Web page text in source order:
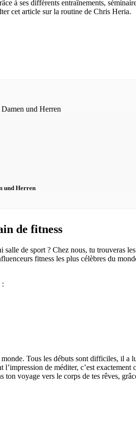
à ses différents entraînements,
cet article sur la routine de Chris Heria.
und Herren
de fitness
salle de sport ? Chez nous, tu trouveras
fitness les plus célèbres du
:
Tous les débuts sont difficiles, il
l’impression de méditer, c’est
voyage vers le corps de tes rêves,